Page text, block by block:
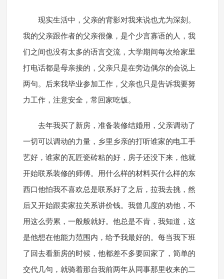
现实生活中，父亲的背影对我来说也尤为深刻。
我的父亲跟作者的父亲很像，是个少言寡语的人，我
们之间也没有太多的语言交流，大学期间每次给家里
打电话都是母亲接的，父亲只是在旁边偶尔的会说上
两句。后来我毕业参加工作，父亲也只是告诉我要努
力工作，注意安全，常回家吃饭。
去年我买了新房，准备装修结婚用，父亲调动了
一切可以调动的力量，乡里乡亲的打听谁家的电工手
艺好，谁家的瓦匠瓷砖粘的好，房子还没下来，他就
开始联系装修的师傅。用什么样的材料买什么样的东
西口他怕我不喜欢总是联系好了之后，拉我去挑，然
后又开始跟卖家拉关系讲价钱。我曾几度的劝他，不
用这么劳累，一般般就好。他总是不肯，我知道，这
是他想在他能力范围内，给予我最好的。每当我下班
了回去看新房的时候，他都差不多要回家了，简单的
交代几句，就骑着那台我前两年从同事那里收来的二